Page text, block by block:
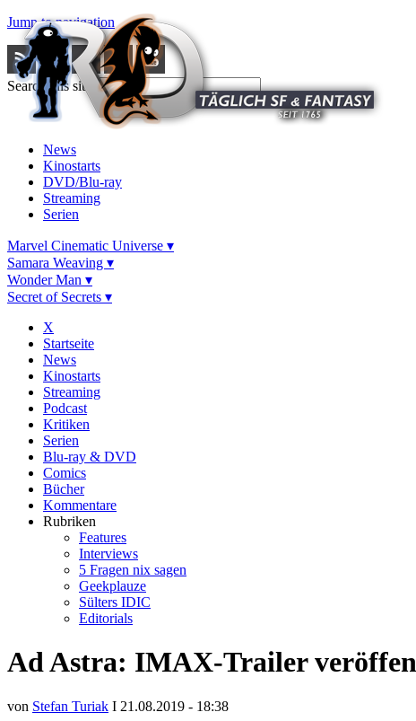
Jump to navigation
Search this site
News
Kinostarts
DVD/Blu-ray
Streaming
Serien
Marvel Cinematic Universe ▾
Samara Weaving ▾
Wonder Man ▾
Secret of Secrets ▾
X
Startseite
News
Kinostarts
Streaming
Podcast
Kritiken
Serien
Blu-ray & DVD
Comics
Bücher
Kommentare
Rubriken
Features
Interviews
5 Fragen nix sagen
Geekplauze
Sülters IDIC
Editorials
Ad Astra: IMAX-Trailer
von Stefan Turiak I 21.08.2019 - 18:38